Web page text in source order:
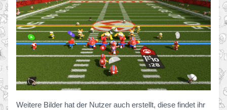
Weitere Bilder hat der Nutzer auch erstellt, diese findet ihr